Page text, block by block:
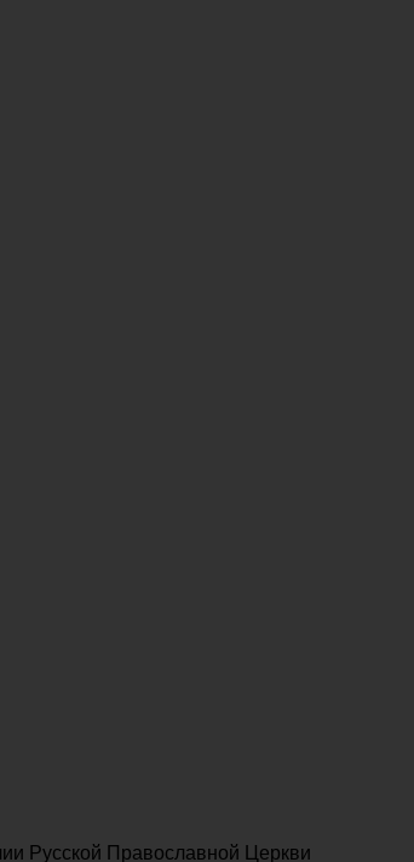
Русской Православной Церкви